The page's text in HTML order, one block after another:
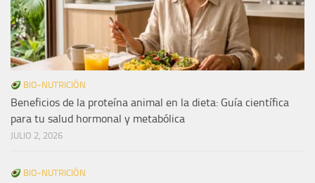
BIO-NUTRICIÓN
Beneficios de la proteína animal en la dieta: Guía científica
para tu salud hormonal y metabólica
JULIO 2, 2026
BIO-NUTRICIÓN